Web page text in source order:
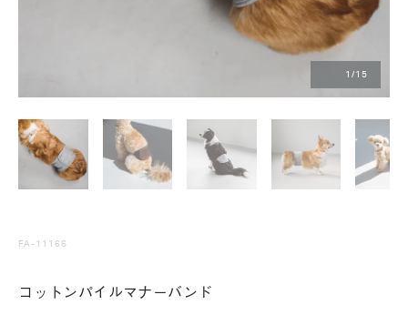
1/ 15
FA-11166
コットンパイルマナーバンド